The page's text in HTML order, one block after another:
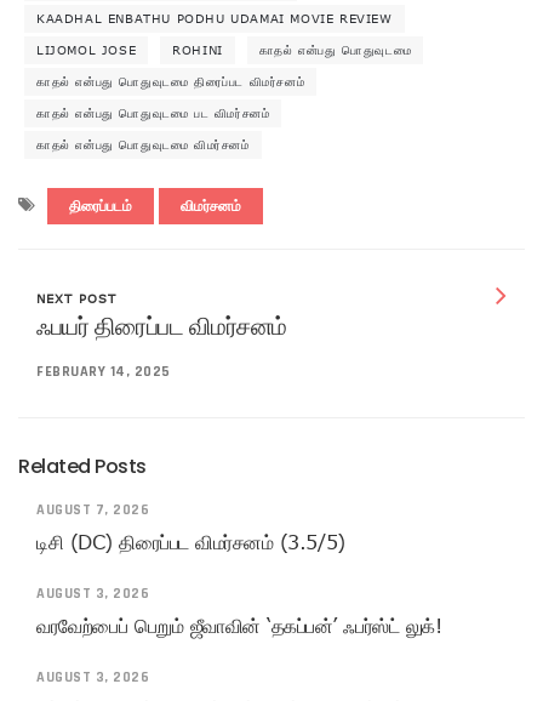
KAADHAL ENBATHU PODHU UDAMAI MOVIE REVIEW
LIJOMOL JOSE ROHINI காதல் என்பது பொதுவுடமை
காதல் என்பது பொதுவுடமை திரைப்பட விமர்சனம்
காதல் என்பது பொதுவுடமை பட விமர்சனம்
காதல் என்பது பொதுவுடமை விமர்சனம்
திரைப்படம் விமர்சனம்
NEXT POST
ஃபயர் திரைப்பட விமர்சனம்
FEBRUARY 14, 2025
Related Posts
AUGUST 7, 2026
டிசி (DC) திரைப்பட விமர்சனம் (3.5/5)
AUGUST 3, 2026
வரவேற்பைப் பெறும் ஜீவாவின் ‘தகப்பன்’ ஃபர்ஸ்ட் லுக்!
AUGUST 3, 2026